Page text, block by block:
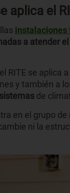
aplica el
instalaciones
a atender
RITE se aplica
y también a
de
en el grupo de
ni la